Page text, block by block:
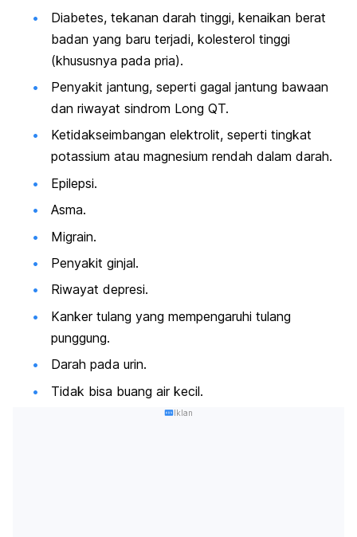
Diabetes, tekanan darah tinggi, kenaikan berat
badan yang baru terjadi, kolesterol tinggi
(khususnya pada pria).
Penyakit jantung, seperti gagal jantung bawaan
dan riwayat sindrom Long QT.
Ketidakseimbangan elektrolit, seperti tingkat
potassium atau magnesium rendah dalam darah.
Epilepsi.
Asma.
Migrain.
Penyakit ginjal.
Riwayat depresi.
Kanker tulang yang mempengaruhi tulang
punggung.
Darah pada urin.
Tidak bisa buang air kecil.
Iklan